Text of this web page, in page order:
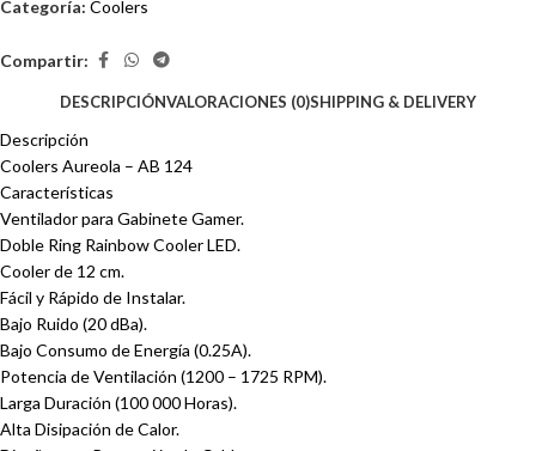
Categoría: Coolers
Compartir:
DESCRIPCIÓNVALORACIONES (0)SHIPPING & DELIVERY
Descripción
Coolers Aureola – AB 124
Características
Ventilador para Gabinete Gamer.
Doble Ring Rainbow Cooler LED.
Cooler de 12 cm.
Fácil y Rápido de Instalar.
Bajo Ruido (20 dBa).
Bajo Consumo de Energía (0.25A).
Potencia de Ventilación (1200 – 1725 RPM).
Larga Duración (100 000 Horas).
Alta Disipación de Calor.